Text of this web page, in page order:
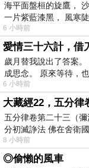
海平面盤桓的旋鷹，
一片紫藍漆黑， 風寒
6 小時前
愛情三十六計，借
歲月替我說出了答案
成思念。 原來等待，
6 小時前
大藏經22，五分律
五分律卷第二十三（
分初滅諍法 佛在舍衛
8 小時前
◎偷懶的風車